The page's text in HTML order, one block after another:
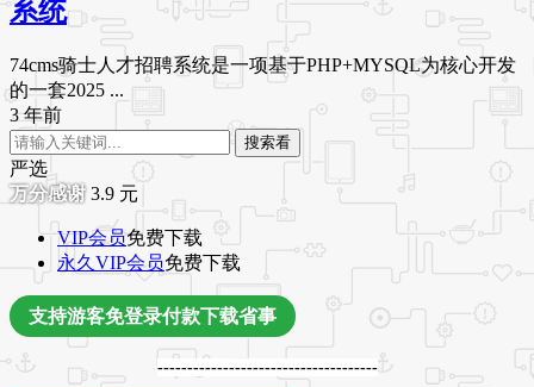
系统
74cms骑士人才招聘系统是一项基于PHP+MYSQL为核心开发
的一套2025 ...
3 年前
搜索看
严选
3.9 元
VIP会员免费下载
永久VIP会员免费下载
支持游客免登录付款下载省事
-------------------------------------